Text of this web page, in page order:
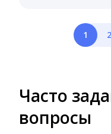
1 2
Часто
вопросы